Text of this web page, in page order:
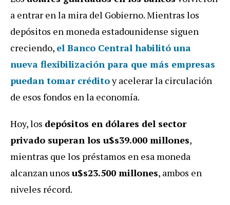
a entrar en la mira del Gobierno. Mientras los
depósitos en moneda estadounidense siguen
creciendo, el Banco Central habilitó una
nueva flexibilización para que más empresas
puedan tomar créditoy acelerar la circulación
de esos fondos en la economía.
Hoy, los depósitos en dólares del sector
privado superan los u$s39.000 millones,
mientras que los préstamos en esa moneda
alcanzan unos u$s23.500 millones, ambos en
niveles récord.